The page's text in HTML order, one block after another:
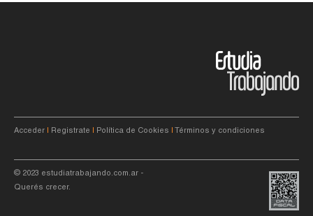
Acceder Registrate Política de Cookies Términos y condiciones
© 2023 estudiatrabajando.com.ar -
Querés crecer.